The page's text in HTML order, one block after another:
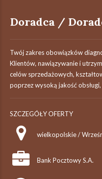
Doradca /
Twój zakres obowiązków
Klientów, nawiązywanie i
celów sprzedażowych,
poprzez wysoką jakość
SZCZEGÓŁY OFERTY
wielkopolskie /
Bank Pocztowy S.A.